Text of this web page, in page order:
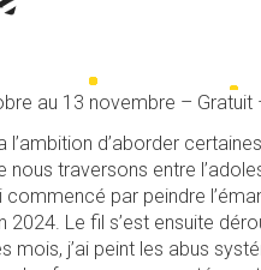
au 13 novembre – Gratuit
l’ambition d’aborder
nous traversons entre
commencé par peindre
2024. Le fil s’est ensuite
mois, j’ai peint les abus